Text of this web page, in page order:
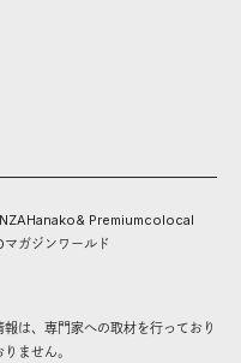
Hanako& Premiumcolocal
マガジンワールド
は、専門家への取材を行っており
ません。